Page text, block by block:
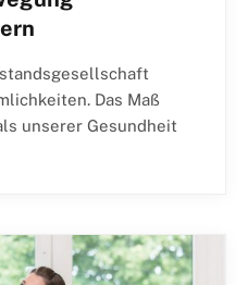
Das Maß
unserer Gesundheit